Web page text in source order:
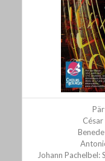
César
Johann Pachelbel: